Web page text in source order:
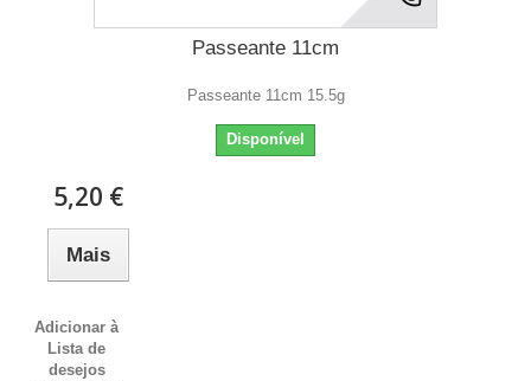
Passeante 11cm
Passeante 11cm 15.5g
Disponível
5,20 €
Mais
Adicionar à
Lista de
desejos